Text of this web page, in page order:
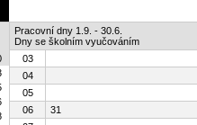
Pracovní dny 1.9. - 30.6.
Dny se školním vyučováním
03
04
05
06
31